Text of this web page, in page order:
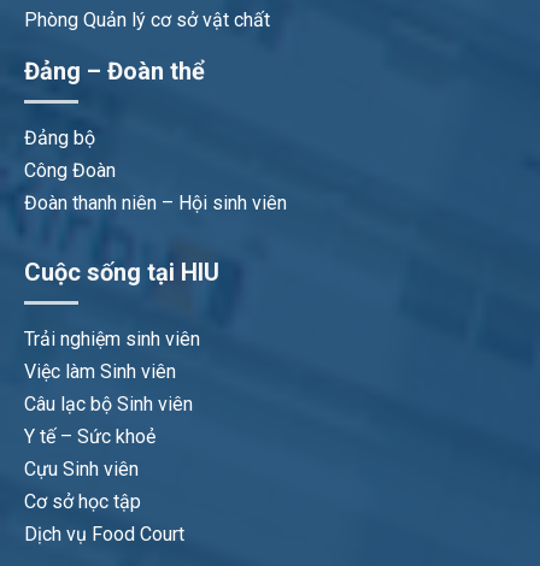
Phòng Quản lý cơ sở vật chất
Đảng – Đoàn thể
Đảng bộ
Công Đoàn
Đoàn thanh niên – Hội sinh viên
Cuộc sống tại HIU
Trải nghiệm sinh viên
Việc làm Sinh viên
Câu lạc bộ Sinh viên
Y tế – Sức khoẻ
Cựu Sinh viên
Cơ sở học tập
Dịch vụ Food Court